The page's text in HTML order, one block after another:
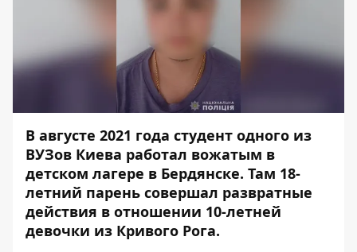
В августе 2021 года студент одного из
ВУЗов Киева работал вожатым в
детском лагере в Бердянске. Там 18-
летний парень совершал развратные
действия в отношении 10-летней
девочки из Кривого Рога.